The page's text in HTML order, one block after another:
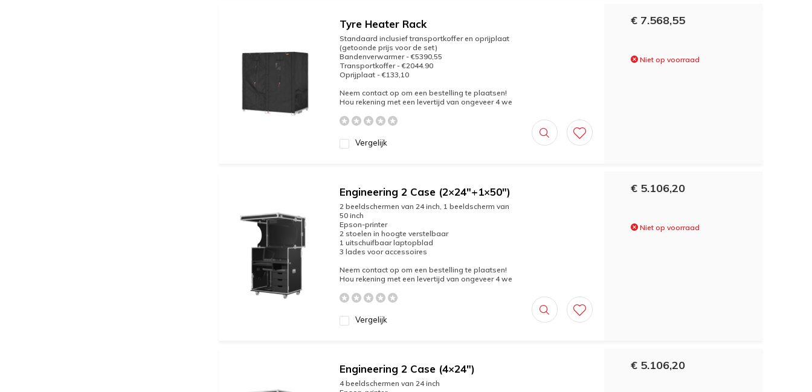
Tyre Heater Rack
Standaard inclusief transportkoffer en oprijplaat
(getoonde prijs voor de set)
Bandenverwarmer - €5390,55
Transportkoffer - €2044.90
Oprijplaat - €133,10
Neem contact op om een bestelling te plaatsen!
Hou rekening met een levertijd van ongeveer 4 we
Vergelijk
€ 7.568,55
Niet op voorraad
Engineering 2 Case (2×24″+1×50″)
2 beeldschermen van 24 inch, 1 beeldscherm van
50 inch
Epson-printer
2 stoelen in hoogte verstelbaar
1 uitschuifbaar laptopblad
3 lades voor accessoires
Neem contact op om een bestelling te plaatsen!
Hou rekening met een levertijd van ongeveer 4 we
Vergelijk
€ 5.106,20
Niet op voorraad
Engineering 2 Case (4×24″)
4 beeldschermen van 24 inch
€ 5.106,20